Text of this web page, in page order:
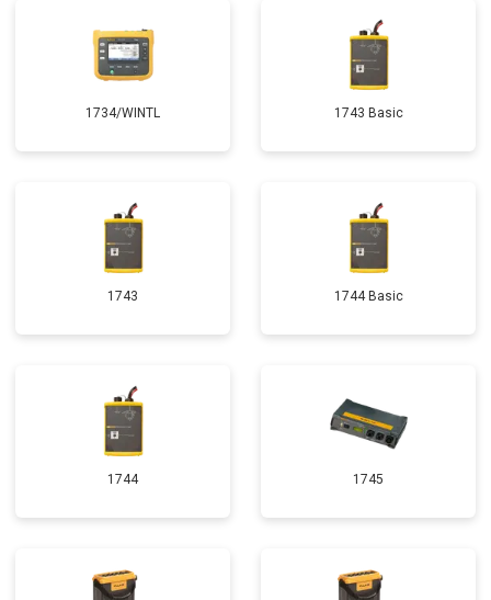
1734/WINTL 1743 Basic
1743 1744 Basic
1744 1745